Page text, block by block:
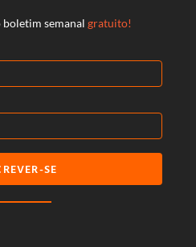
boletim semanal gratuito!
SE